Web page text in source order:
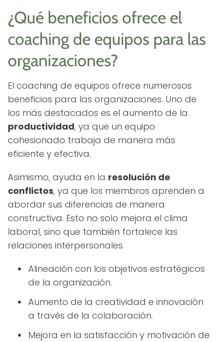
¿Qué beneficios ofrece el
coaching de equipos para las
organizaciones?
El coaching de equipos ofrece numerosos
beneficios para las organizaciones. Uno de
los más destacados es el aumento de la
productividad, ya que un equipo
cohesionado trabaja de manera más
eficiente y efectiva.
Asimismo, ayuda en la resolución de
conflictos, ya que los miembros aprenden a
abordar sus diferencias de manera
constructiva. Esto no solo mejora el clima
laboral, sino que también fortalece las
relaciones interpersonales.
Alineación con los objetivos estratégicos
de la organización.
Aumento de la creatividad e innovación
a través de la colaboración.
Mejora en la satisfacción y motivación de